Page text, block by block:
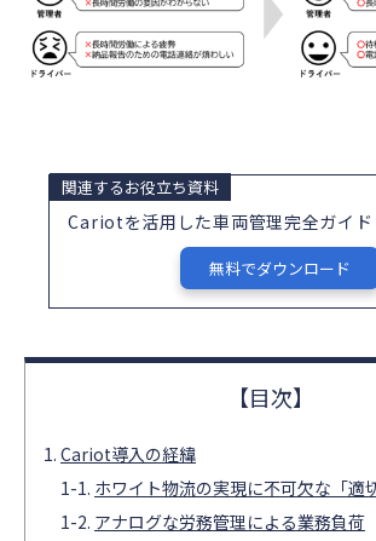
関連するお役立ち資料
Cariotを活用した車両管理完全ガイド
無料でダウンロード
Cariot導入の経緯
ホワイト物流の実現に不可欠な「適
アナログな労務管理による業務負荷